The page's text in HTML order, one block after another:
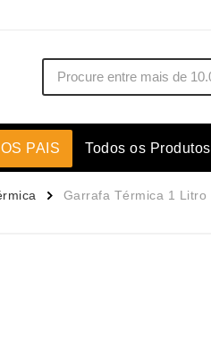
Canecas
PAIS Todos os Produtos
Garrafa Térmica 1 Litro